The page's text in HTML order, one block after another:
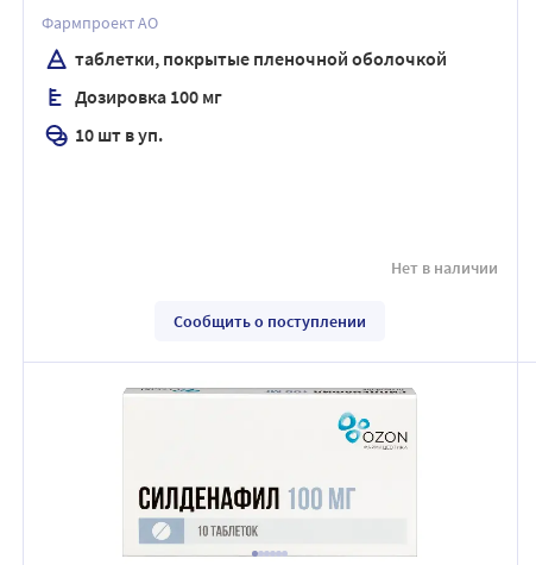
Фармпроект АО
таблетки, покрытые пленочной оболочкой
Дозировка 100 мг
10 шт в уп.
Нет в наличии
Сообщить о поступлении